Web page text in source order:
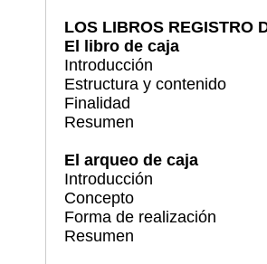
LOS LIBROS REGISTRO
El libro de caja
Introducción
Estructura y contenido
Finalidad
Resumen
El arqueo de caja
Introducción
Concepto
Forma de realización
Resumen